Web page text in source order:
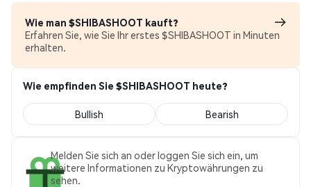
Wie man $SHIBASHOOT kauft?
Erfahren Sie, wie Sie Ihr erstes $SHIBASHOOT in Minuten
erhalten.
Wie empfinden Sie $SHIBASHOOT heute?
Bullish Bearish
Melden Sie sich an oder loggen Sie sich ein, um
weitere Informationen zu Kryptowährungen zu
sehen.